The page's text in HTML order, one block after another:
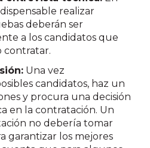
realizar
deberán ser
a los candidatos que
contratar.
Una vez
candidatos, haz un
y procura una decisión
en la contratación. Un
no debería tomar
garantizar los mejores